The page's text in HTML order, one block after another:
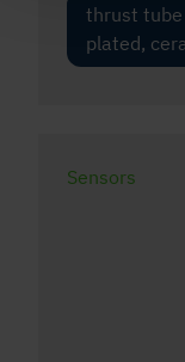
thrust
plated,
Sensors